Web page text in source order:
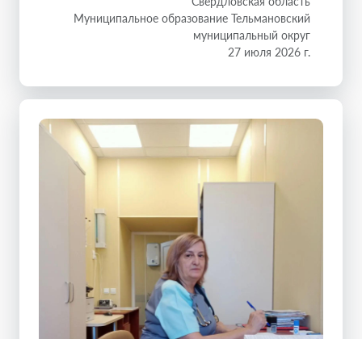
Муниципальное образование Тельмановский
муниципальный округ
27 июля 2026 г.